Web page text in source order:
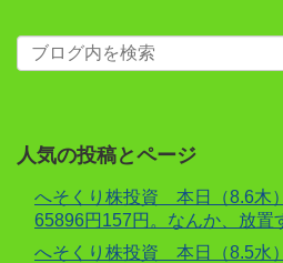
人気の投稿とページ
へそくり株投資 本日（8.6木
65896円157円。なんか、放置
へそくり株投資 本日（8.5水